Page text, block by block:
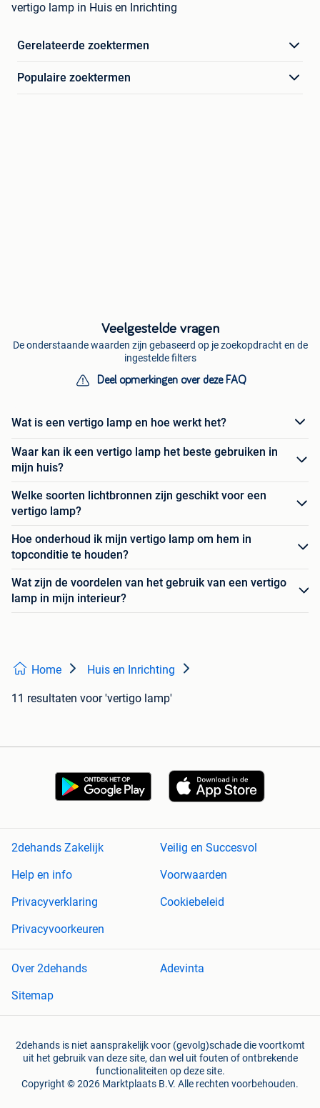
vertigo lamp in Huis en Inrichting
Gerelateerde zoektermen
Populaire zoektermen
Veelgestelde vragen
De onderstaande waarden zijn gebaseerd op je zoekopdracht en de
ingestelde filters
Deel opmerkingen over deze FAQ
Wat is een vertigo lamp en hoe werkt het?
Waar kan ik een vertigo lamp het beste gebruiken in
mijn huis?
Welke soorten lichtbronnen zijn geschikt voor een
vertigo lamp?
Hoe onderhoud ik mijn vertigo lamp om hem in
topconditie te houden?
Wat zijn de voordelen van het gebruik van een vertigo
lamp in mijn interieur?
Home Huis en Inrichting
11 resultaten voor 'vertigo lamp'
2dehands Zakelijk
Veilig en Succesvol
Help en info
Voorwaarden
Privacyverklaring
Cookiebeleid
Privacyvoorkeuren
Over 2dehands
Adevinta
Sitemap
2dehands is niet aansprakelijk voor (gevolg)schade die voortkomt
uit het gebruik van deze site, dan wel uit fouten of ontbrekende
functionaliteiten op deze site.
Copyright © 2026 Marktplaats B.V. Alle rechten voorbehouden.